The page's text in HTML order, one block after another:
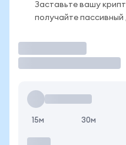
Заставьте вашу
получайте
15м 30м